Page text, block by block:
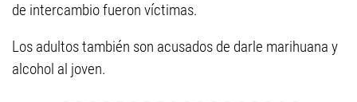
de intercambio fueron víctimas.
Los adultos también son acusados de darle marihuana y
alcohol al joven.